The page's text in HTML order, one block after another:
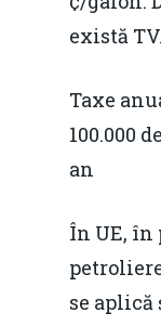
există
Taxe
100.000
an
În UE, în
se aplică